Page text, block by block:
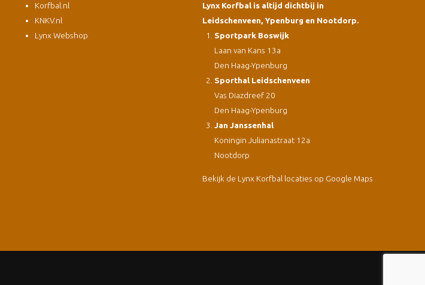
Korfbal.nl
KNKV.nl
Lynx Webshop
Lynx Korfbal is altijd dichtbij in
Leidschenveen, Ypenburg en Nootdorp.
Sportpark Boswijk
Laan van Kans 13a
Den Haag-Ypenburg
Sporthal Leidschenveen
Vas Diazdreef 20
Den Haag-Ypenburg
Jan Janssenhal
Koningin Julianastraat 12a
Nootdorp
Bekijk de Lynx Korfbal locaties op Google Maps